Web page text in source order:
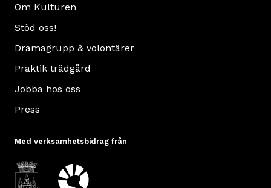
Om Kulturen
Stöd oss!
Dramagrupp & volontärer
Praktik trädgård
Jobba hos oss
Press
Med verksamhetsbidrag från